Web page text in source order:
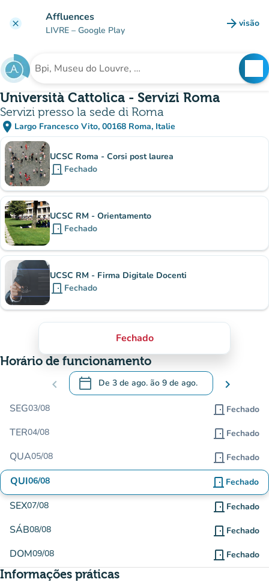
clear Affluences
LIVRE – Google Play arrow_forward visão
(novo
Procura uma instituição
Università Cattolica - Servizi Roma
Servizi presso la sede di Roma
place Largo Francesco Vito, 00168 Roma, Italie
(abrir no Google Maps)
(novo separador)
Subinstituições
UCSC Roma - Corsi post laurea
door_front Fechado
UCSC RM - Orientamento
door_front Fechado
UCSC RM - Firma Digitale Docenti
door_front Fechado
Fechado
Horário de funcionamento
chevron_left calendar_today De 3 de ago. ão 9 de ago.
.Abra o calendário para alterar as datas
chevron_right
SEG03/08 door_front Fechado
TER04/08 door_front Fechado
QUA05/08 door_front Fechado
QUI06/08 door_front Fechado
SEX07/08 door_front Fechado
SÁB08/08 door_front Fechado
DOM09/08 door_front Fechado
Informações práticas